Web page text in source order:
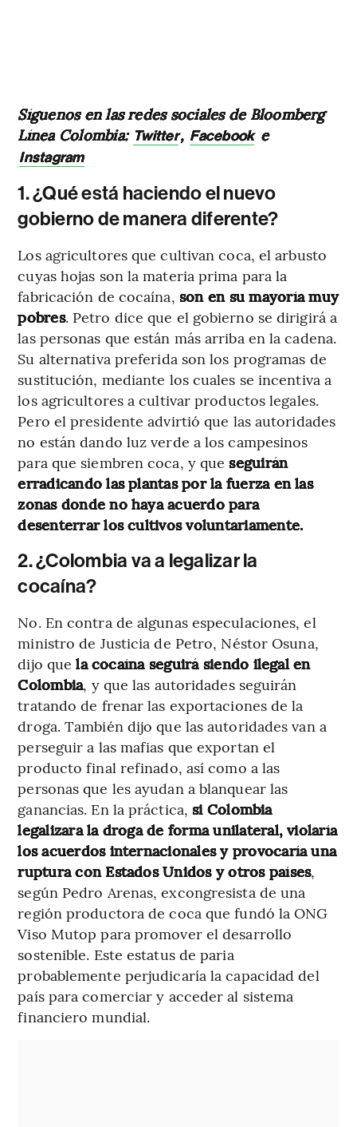
Síguenos en las redes sociales de Bloomberg
Línea Colombia: Twitter, Facebook e
Instagram
1. ¿Qué está haciendo el nuevo
gobierno de manera diferente?
Los agricultores que cultivan coca, el arbusto
cuyas hojas son la materia prima para la
fabricación de cocaína, son en su mayoría muy
pobres. Petro dice que el gobierno se dirigirá a
las personas que están más arriba en la cadena.
Su alternativa preferida son los programas de
sustitución, mediante los cuales se incentiva a
los agricultores a cultivar productos legales.
Pero el presidente advirtió que las autoridades
no están dando luz verde a los campesinos
para que siembren coca, y queseguirán
erradicando las plantas por la fuerza en las
zonas donde no haya acuerdo para
desenterrar los cultivos voluntariamente.
2. ¿Colombia va a legalizar la
cocaína?
No. En contra de algunas especulaciones, el
ministro de Justicia de Petro, Néstor Osuna,
dijo quela cocaína seguirá siendo ilegal en
Colombia, y que las autoridades seguirán
tratando de frenar las exportaciones de la
droga. También dijo que las autoridades van a
perseguir a las mafias que exportan el
producto final refinado, así como a las
personas que les ayudan a blanquear las
ganancias. En la práctica,si Colombia
legalizara la droga de forma unilateral, violaría
los acuerdos internacionales y provocaría una
ruptura con Estados Unidos y otros países,
según Pedro Arenas, excongresista de una
región productora de coca que fundó la ONG
Viso Mutop para promover el desarrollo
sostenible. Este estatus de paria
probablemente perjudicaría la capacidad del
país para comerciar y acceder al sistema
financiero mundial.